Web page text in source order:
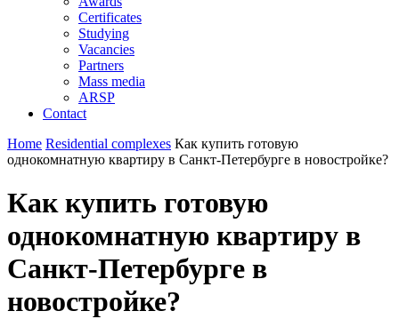
Certificates
Studying
Vacancies
Partners
Mass media
ARSP
Contact
Home Residential complexes Как купить готовую
однокомнатную квартиру в Санкт-Петербурге в новостройке?
Как купить готовую
однокомнатную квартиру в
Санкт-Петербурге в
новостройке?